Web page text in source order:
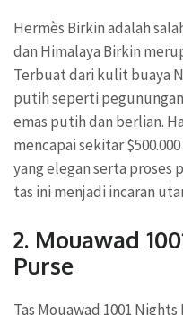
Hermès Birkin adalah
dan Himalaya Birkin
Terbuat dari kulit buaya
putih seperti
emas putih dan berlian.
mencapai sekitar
yang elegan serta
tas ini menjadi incaran
2. Mouawad
Purse
Tas Mouawad 1001